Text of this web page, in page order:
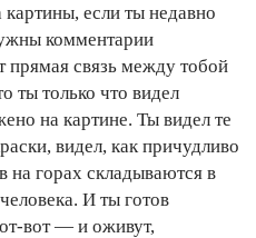
картины, если ты недавно
комментарии
прямая связь между тобой
ты только что видел
на картине. Ты видел те
видел, как причудливо
на горах складываются в
И ты готов
вот — и оживут,